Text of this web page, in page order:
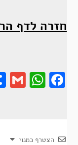
חזרה לדף
Gmail
Share
הצטרף כמנוי